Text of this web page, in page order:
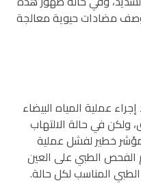
مضادات حيوية معالجة
عملية المياه البيضاء
ولكن في حالة الالتهاب
خطير لفشل عملية
الفحص الطبي على العين
المناسب لكل حالة.